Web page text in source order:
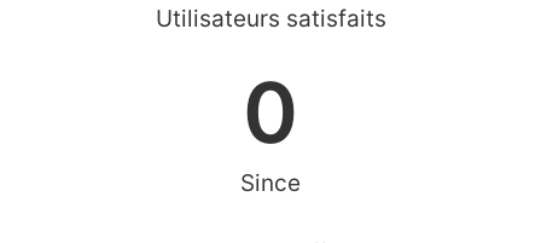
Utilisateurs satisfaits
Since
0